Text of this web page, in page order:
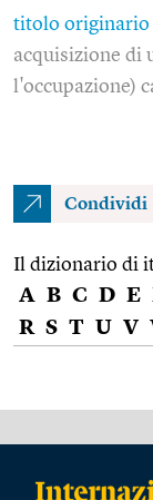
titolo originario
acquisizione di
l'occupazione)
Condividi
Il dizionario di
A B C D E
R S T U V